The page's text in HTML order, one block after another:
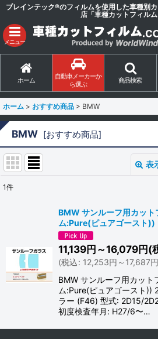
ブレインテック®のフィルムを使用した車種別
店「車種カットフィルム
メニュー
ホーム
自動車メーカーか
ら選ぶ
商品検索
ホーム > おすすめ商品 > BMW
BMW [おすすめ商品]
表
並び順
絞り込む
1件
BMW サンルーフ用カッ
ム:Pure(ピュアゴースト))
11,139円～16,079円(
(税込: 12,253円 ～17,687円
BMW サンルーフ用カット
ム:Pure(ピュアゴースト))
ラー (F46) 型式: 2D15/
初度検査年月: H27/6〜…